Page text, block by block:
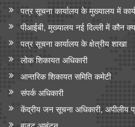
पत्र सूचना कार्यालय के मुख्यालय में
पीआईबी, मुख्यालय नई दिल्ली में कौन
पत्र सूचना कार्यालय के क्षेत्रीय शाखा
लोक शिकायत अधिकारी
आन्‍तरिक शिकायत समिति कमेटी
संपर्क अधिकारी
केंद्रीय जन सूचना अधिकारी, अपीलीय